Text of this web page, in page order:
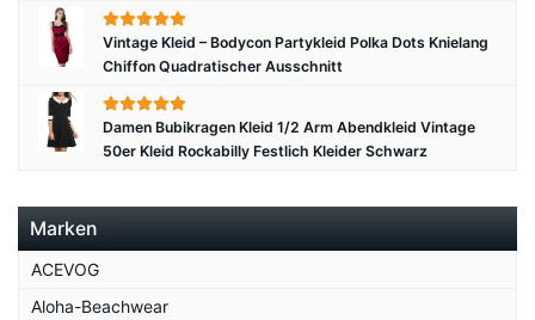
Vintage Kleid – Bodycon Partykleid Polka Dots Knielang
Chiffon Quadratischer Ausschnitt
Damen Bubikragen Kleid 1/2 Arm Abendkleid Vintage
50er Kleid Rockabilly Festlich Kleider Schwarz
Marken
ACEVOG
Aloha-Beachwear